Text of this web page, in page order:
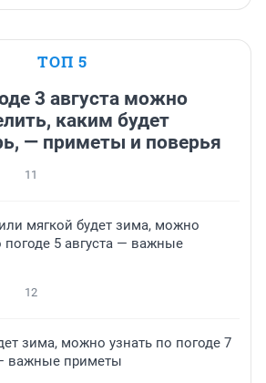
ТОП 5
3 августа можно
каким будет
— приметы и поверья
11
мягкой будет зима, можно
погоде 5 августа — важные
12
зима, можно узнать по погоде 7
важные приметы